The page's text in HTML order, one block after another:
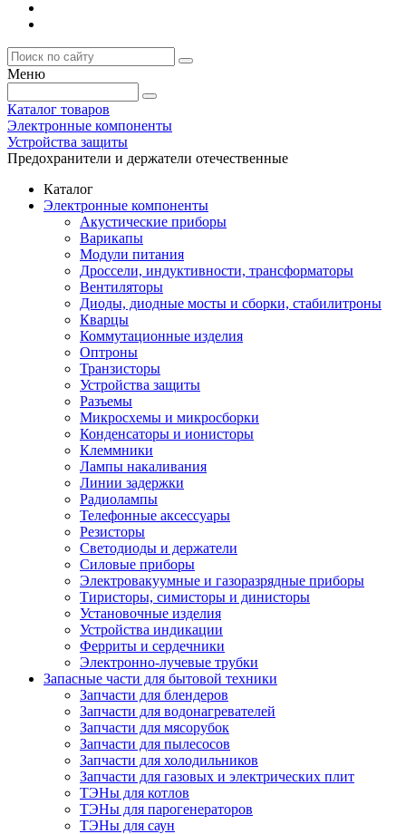
Меню
Каталог товаров
Электронные компоненты
Устройства защиты
Предохранители и держатели отечественные
Каталог
Электронные компоненты
Акустические приборы
Варикапы
Модули питания
Дроссели, индуктивности, трансформаторы
Вентиляторы
Диоды, диодные мосты и сборки, стабилитроны
Кварцы
Коммутационные изделия
Оптроны
Транзисторы
Устройства защиты
Разъемы
Микросхемы и микросборки
Конденсаторы и ионисторы
Клеммники
Лампы накаливания
Линии задержки
Радиолампы
Телефонные аксессуары
Резисторы
Светодиоды и держатели
Силовые приборы
Электровакуумные и газоразрядные приборы
Тиристоры, симисторы и динисторы
Установочные изделия
Устройства индикации
Ферриты и сердечники
Электронно-лучевые трубки
Запасные части для бытовой техники
Запчасти для блендеров
Запчасти для водонагревателей
Запчасти для мясорубок
Запчасти для пылесосов
Запчасти для холодильников
Запчасти для газовых и электрических плит
ТЭНы для котлов
ТЭНы для парогенераторов
ТЭНы для саун